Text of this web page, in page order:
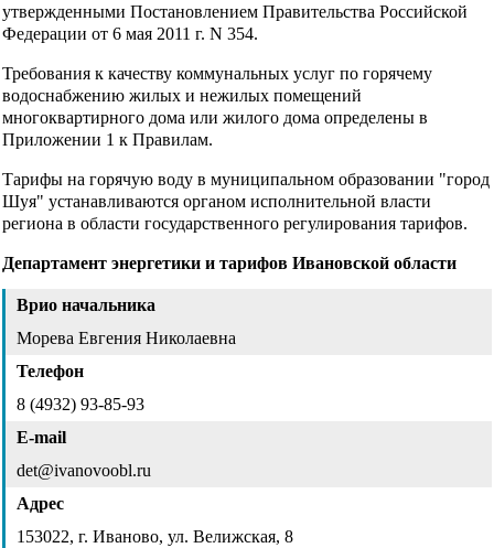
утвержденными Постановлением Правительства Российской
Федерации от 6 мая 2011 г. N 354.
Требования к качеству коммунальных услуг по горячему
водоснабжению жилых и нежилых помещений
многоквартирного дома или жилого дома определены в
Приложении 1 к Правилам.
Тарифы на горячую воду в муниципальном образовании "город
Шуя" устанавливаются органом исполнительной власти
региона в области государственного регулирования тарифов.
Департамент энергетики и тарифов Ивановской области
Врио начальника
Морева Евгения Николаевна
Телефон
8 (4932) 93-85-93
E-mail
det@ivanovoobl.ru
Адрес
153022, г. Иваново, ул. Велижская, 8